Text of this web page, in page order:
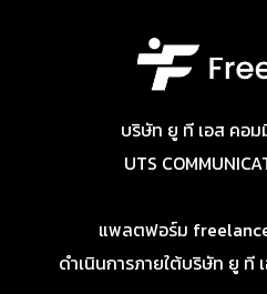
บริษัท ยู ที เอส คอ
UTS
แพลตฟอร์ม
ดำเนินการภายใต้บริษัท ยู ที